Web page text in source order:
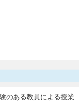
のある教員による授業